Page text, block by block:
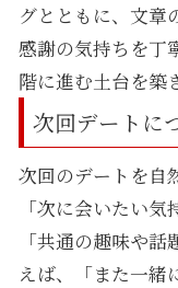
グとともに、文章
感謝の気持ちを丁
階に進む土台を築
次回デートに
次回のデートを自
「次に会いたい
「共通の趣味や
えば、「また一緒